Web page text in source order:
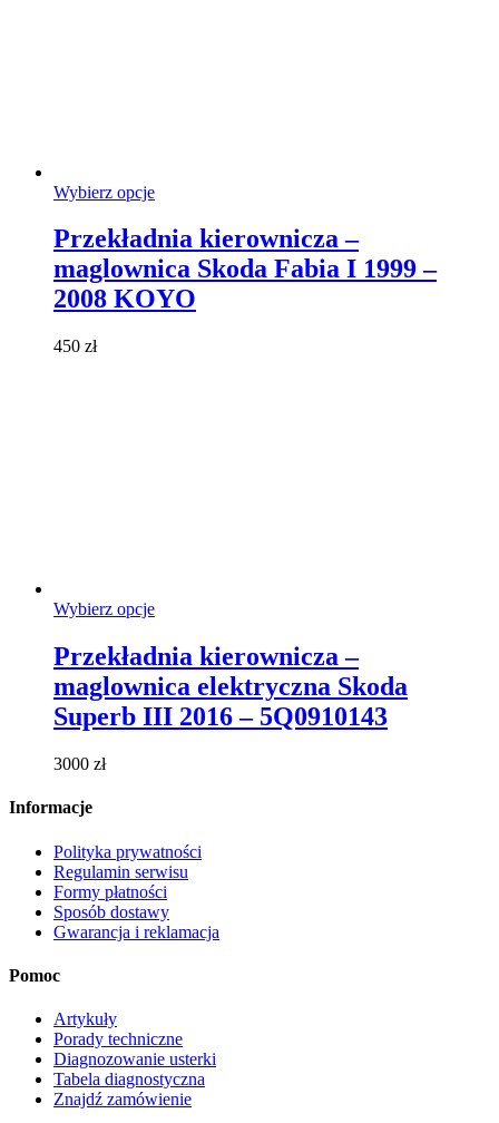
Wybierz opcjeTen
ma
wiele
wariantów.
Opcje
można
Przekładnia kierownicza –
maglownica Skoda Fabia I 1999 –
2008 KOYO
450 zł
Wybierz opcjeTen
ma
wiele
wariantów.
Opcje
można
Przekładnia kierownicza –
maglownica elektryczna Skoda
Superb III 2016 – 5Q0910143
3000 zł
Informacje
Polityka prywatności
Regulamin serwisu
Formy płatności
Sposób dostawy
Gwarancja i reklamacja
Pomoc
Artykuły
Porady techniczne
Diagnozowanie usterki
Tabela diagnostyczna
Znajdź zamówienie